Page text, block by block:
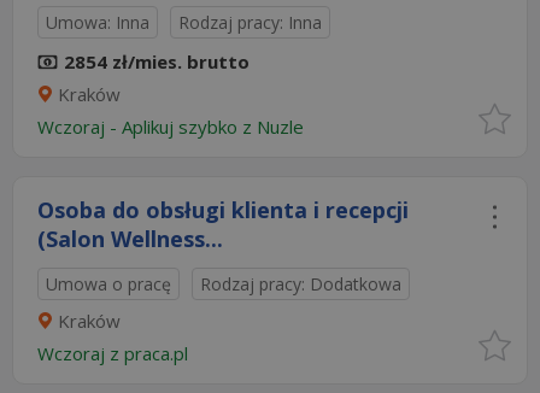
Umowa: Inna Rodzaj pracy: Inna
2854 zł/mies. brutto
Kraków
Wczoraj - Aplikuj szybko z Nuzle
Osoba do obsługi klienta i recepcji
(Salon Wellness...
Umowa o pracę Rodzaj pracy: Dodatkowa
Kraków
Wczoraj z praca.pl